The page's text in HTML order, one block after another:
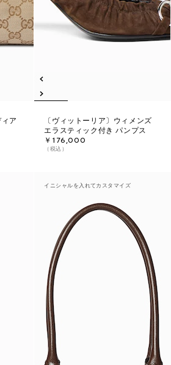
ア
〔ヴィットーリア〕ウィメンズ
エラスティック付き パンプス
￥176,000
（税込）
イニシャルを入れてカスタマイズ